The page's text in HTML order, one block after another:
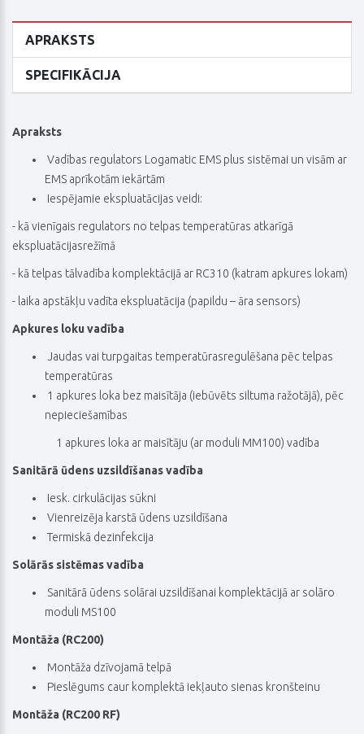
APRAKSTS
SPECIFIKĀCIJA
Apraksts
 Vadības regulators Logamatic EMS plus sistēmai un visām ar
EMS aprīkotām iekārtām
 Iespējamie ekspluatācijas veidi:
- kā vienīgais regulators no telpas temperatūras atkarīgā
ekspluatācijasrežīmā
- kā telpas tālvadība komplektācijā ar RC310 (katram apkures lokam)
- laika apstākļu vadīta ekspluatācija (papildu – āra sensors)
Apkures loku vadība
 Jaudas vai turpgaitas temperatūrasregulēšana pēc telpas
temperatūras
 1 apkures loka bez maisītāja (iebūvēts siltuma ražotājā), pēc
nepieciešamības
1 apkures loka ar maisītāju (ar moduli MM100) vadība
Sanitārā ūdens uzsildīšanas vadība
 Iesk. cirkulācijas sūkni
 Vienreizēja karstā ūdens uzsildīšana
 Termiskā dezinfekcija
Solārās sistēmas vadība
 Sanitārā ūdens solārai uzsildīšanai komplektācijā ar solāro
moduli MS100
Montāža (RC200)
 Montāža dzīvojamā telpā
 Pieslēgums caur komplektā iekļauto sienas kronšteinu
Montāža (RC200 RF)